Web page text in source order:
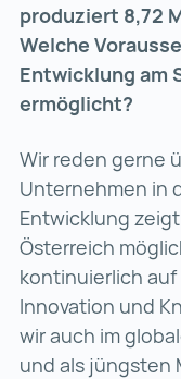
produziert 8,72
Welche
Entwicklung am
ermöglicht?
Wir reden gerne
Unternehmen in
Entwicklung
Österreich
kontinuierlich
Innovation und
wir auch im
und als jüngsten